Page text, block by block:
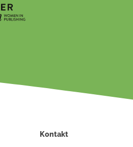
Kontakt